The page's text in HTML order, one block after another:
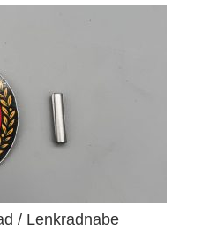
/ Lenkradnabe